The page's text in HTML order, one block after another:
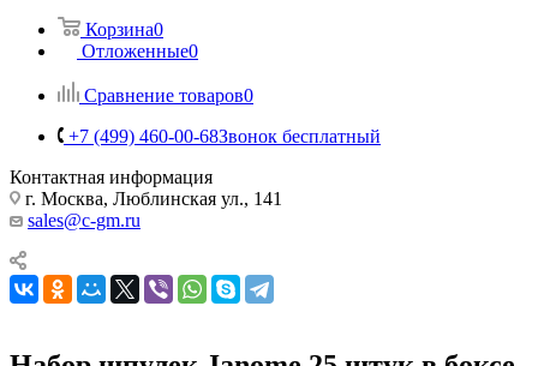
Корзина0
Отложенные0
Сравнение товаров0
+7 (499) 460-00-68Звонок бесплатный
Контактная информация
г. Москва, Люблинская ул., 141
sales@c-gm.ru